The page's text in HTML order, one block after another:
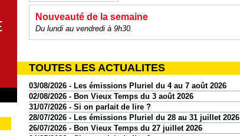
Nouveauté de la semaine
Du lundi au vendredi à 9h30.
TOUTES LES ACTUALITES
03/08/2026 - Les émissions Pluriel du 4 au 7 août 2026
02/08/2026 - Bon Vieux Temps du 3 août 2026
31/07/2026 - Si on parlait de lire ?
28/07/2026 - Les émissions Pluriel du 28 au 31 juillet 2026
26/07/2026 - Bon Vieux Temps du 27 juillet 2026